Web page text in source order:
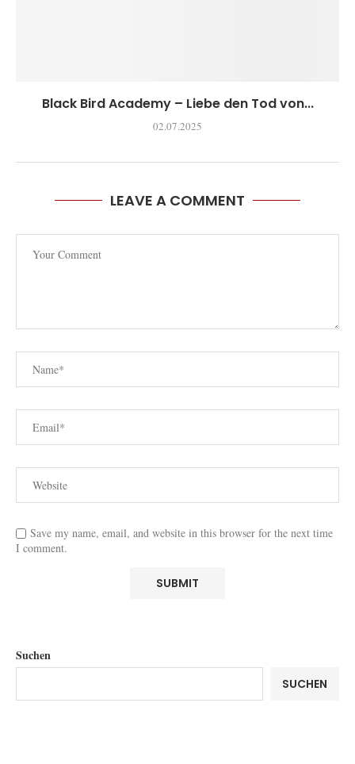
Black Bird Academy – Liebe den Tod von...
02.07.2025
LEAVE A COMMENT
Save my name, email, and website in this browser for the next time
I comment.
Suchen
SUCHEN